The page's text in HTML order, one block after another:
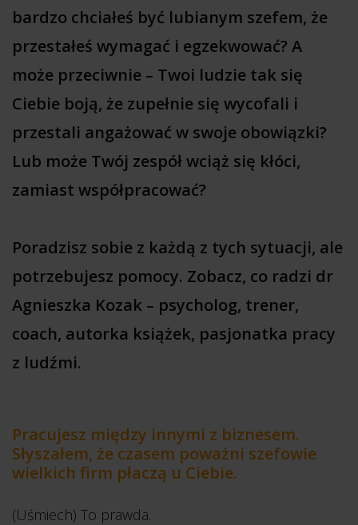
bardzo chciałeś być lubianym szefem, że
przestałeś wymagać i egzekwować? A
może przeciwnie – Twoi ludzie tak się
Ciebie boją, że zupełnie się wycofali i
przestali angażować w swoje obowiązki?
Lub może Twój zespół wciąż się kłóci,
zamiast współpracować?
Poradzisz sobie z każdą z tych sytuacji, ale
potrzebujesz pomocy. Zobacz, co radzi dr
Agnieszka Kozak – psycholog, trener,
coach, autorka książek, pasjonatka pracy
z ludźmi.
Pracujesz między innymi z biznesem.
Słyszałem, że czasem poważni szefowie
wielkich firm płaczą u Ciebie.
(Uśmiech) To prawda.